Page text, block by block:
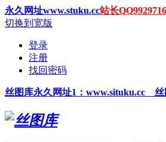
永久网址www.stuku.cc站长
切换到宽版
登录
注册
找回密码
丝图 库永久网址1 ：www.situku.cc